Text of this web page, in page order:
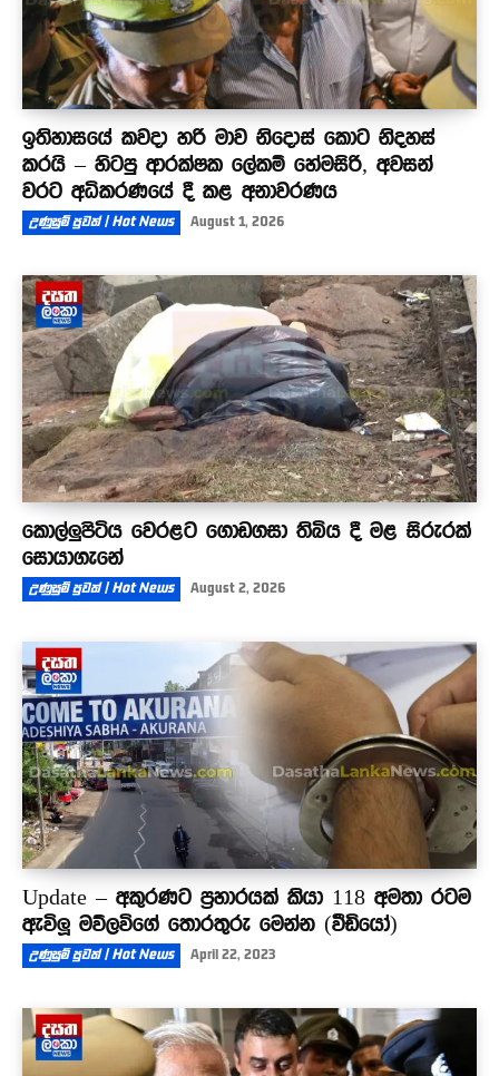
ඉතිහාසයේ කවදා හරි මාව නිදොස් කොට නිදහස්
කරයි – හිටපු ආරක්ෂක ලේකම් හේමසිරි, අවසන්
වරට අධිකරණයේ දී කළ අනාවරණය
උණුසුම් පුවත් | Hot News August 1, 2026
කොල්ලුපිටිය වෙරළට ගොඩගසා තිබිය දී මළ සිරුරක්
සොයාගැනේ
උණුසුම් පුවත් | Hot News August 2, 2026
Update – අකුරණට ප්‍රහාරයක් කියා 118 අමතා රටම
ඇවිලූ මව්ලවිගේ තොරතුරු මෙන්න (වීඩියෝ)
උණුසුම් පුවත් | Hot News April 22, 2023